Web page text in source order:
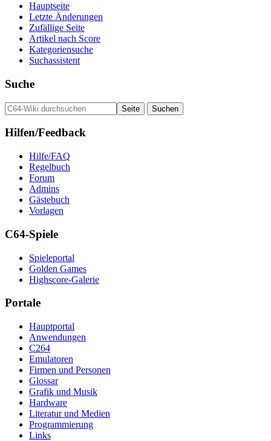
Hauptseite
Letzte Änderungen
Zufällige Seite
Artikel nach Score
Kategoriensuche
Suchassistent
Suche
Hilfen/Feedback
Hilfe/FAQ
Regelbuch
Forum
Admins
Gästebuch
Vorlagen
C64-Spiele
Spieleportal
Golden Games
Highscore-Galerie
Portale
Hauptportal
Anwendungen
C264
Emulatoren
Firmen und Personen
Glossar
Grafik und Musik
Hardware
Literatur und Medien
Programmierung
Links